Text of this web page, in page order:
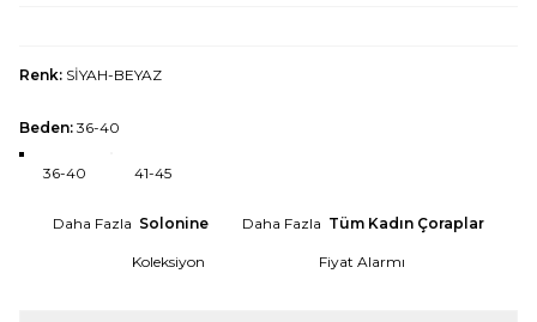
Renk: SİYAH-BEYAZ
Beden: 36-40
36-40 41-45
Daha Fazla Solonine Daha Fazla Tüm Kadın Çoraplar
Koleksiyon Fiyat Alarmı